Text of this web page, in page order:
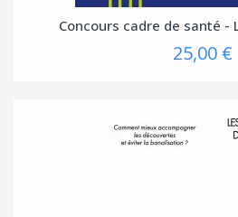
Concours cadre de santé -
25,00 €